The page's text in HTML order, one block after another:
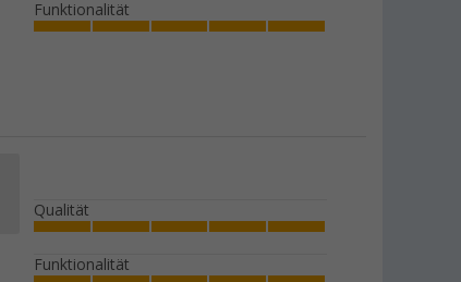
Funktionalität
Qualität
Funktionalität